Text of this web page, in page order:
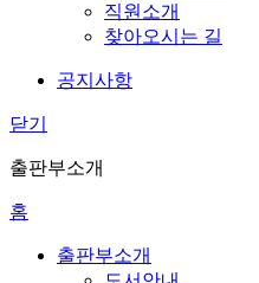
직원소개
찾아오시는 길
공지사항
닫기
출판부소개
홈
출판부소개